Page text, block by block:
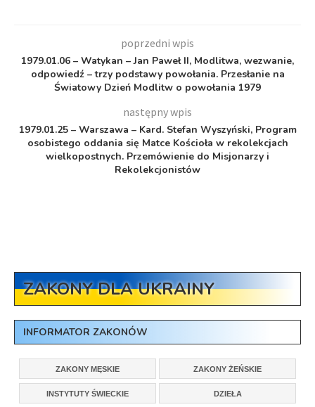
poprzedni wpis
1979.01.06 – Watykan – Jan Paweł II, Modlitwa, wezwanie,
odpowiedź – trzy podstawy powołania. Przesłanie na
Światowy Dzień Modlitw o powołania 1979
następny wpis
1979.01.25 – Warszawa – Kard. Stefan Wyszyński, Program
osobistego oddania się Matce Kościoła w rekolekcjach
wielkopostnych. Przemówienie do Misjonarzy i
Rekolekcjonistów
ZAKONY DLA UKRAINY
INFORMATOR ZAKONÓW
ZAKONY MĘSKIE ZAKONY ŻEŃSKIE
INSTYTUTY ŚWIECKIE DZIEŁA